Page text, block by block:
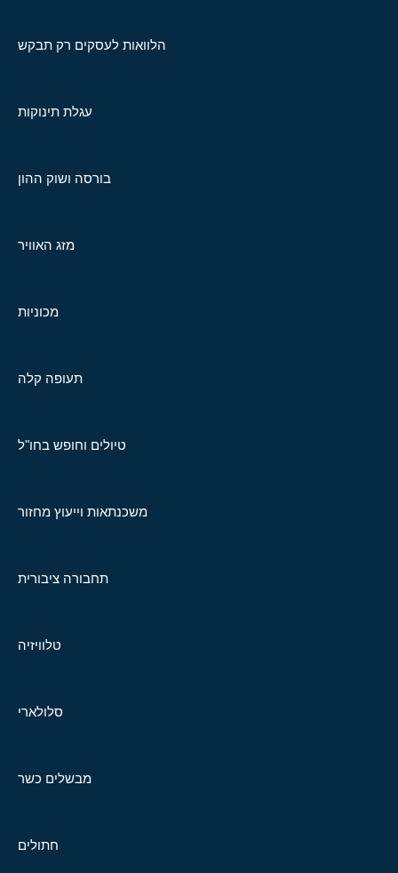
הלוואות לעסקים רק תבקש
עגלת תינוקות
בורסה ושוק ההון
מזג האוויר
מכוניות
תעופה קלה
טיולים וחופש בחו"ל
משכנתאות וייעוץ מחזור
תחבורה ציבורית
טלוויזיה
סלולארי
מבשלים כשר
חתולים